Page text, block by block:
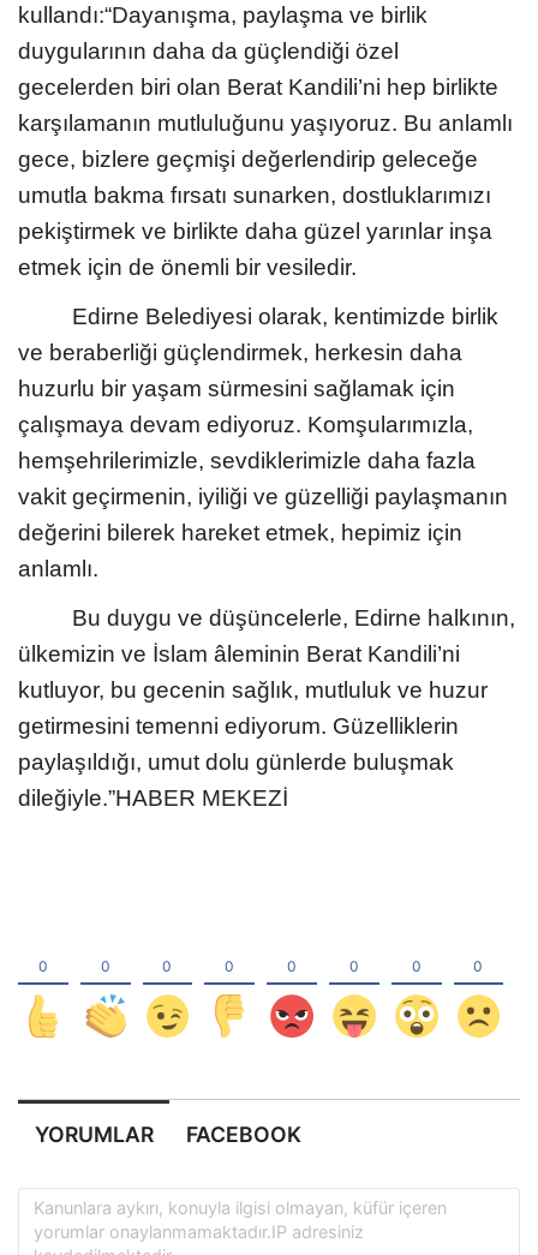
kullandı:“Dayanışma, paylaşma ve birlik
duygularının daha da güçlendiği özel
gecelerden biri olan Berat Kandili’ni hep birlikte
karşılamanın mutluluğunu yaşıyoruz. Bu anlamlı
gece, bizlere geçmişi değerlendirip geleceğe
umutla bakma fırsatı sunarken, dostluklarımızı
pekiştirmek ve birlikte daha güzel yarınlar inşa
etmek için de önemli bir vesiledir.
Edirne Belediyesi olarak, kentimizde birlik
ve beraberliği güçlendirmek, herkesin daha
huzurlu bir yaşam sürmesini sağlamak için
çalışmaya devam ediyoruz. Komşularımızla,
hemşehrilerimizle, sevdiklerimizle daha fazla
vakit geçirmenin, iyiliği ve güzelliği paylaşmanın
değerini bilerek hareket etmek, hepimiz için
anlamlı.
Bu duygu ve düşüncelerle, Edirne halkının,
ülkemizin ve İslam âleminin Berat Kandili’ni
kutluyor, bu gecenin sağlık, mutluluk ve huzur
getirmesini temenni ediyorum. Güzelliklerin
paylaşıldığı, umut dolu günlerde buluşmak
dileğiyle.”HABER MEKEZİ
YORUMLAR FACEBOOK